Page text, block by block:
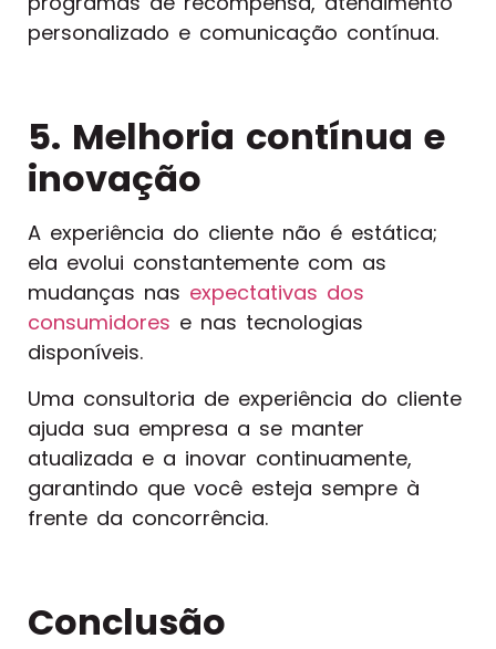
personalizado e comunicação contínua.
5. Melhoria contínua e
inovação
A experiência do cliente não é estática;
ela evolui constantemente com as
mudanças nas expectativas dos
consumidores e nas tecnologias
disponíveis.
Uma consultoria de experiência do cliente
ajuda sua empresa a se manter
atualizada e a inovar continuamente,
garantindo que você esteja sempre à
frente da concorrência.
Conclusão